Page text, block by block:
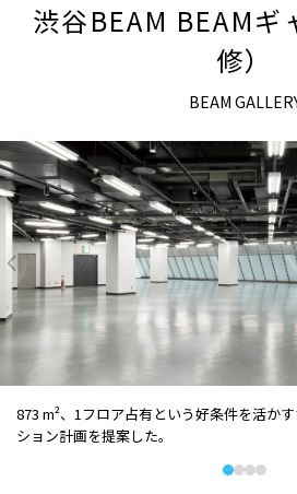
渋谷BEAM BEAMギ
修）
BEAM
873 m²、1フロア占有という好条件を活か
ション計画を提案した。